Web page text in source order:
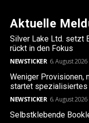
Aktuelle
Silver Lake Ltd. setzt
rückt in den Fokus
NEWSTICKER 6. August 2026
Weniger Provisionen,
startet
NEWSTICKER 6. August 2026
Selbstklebende